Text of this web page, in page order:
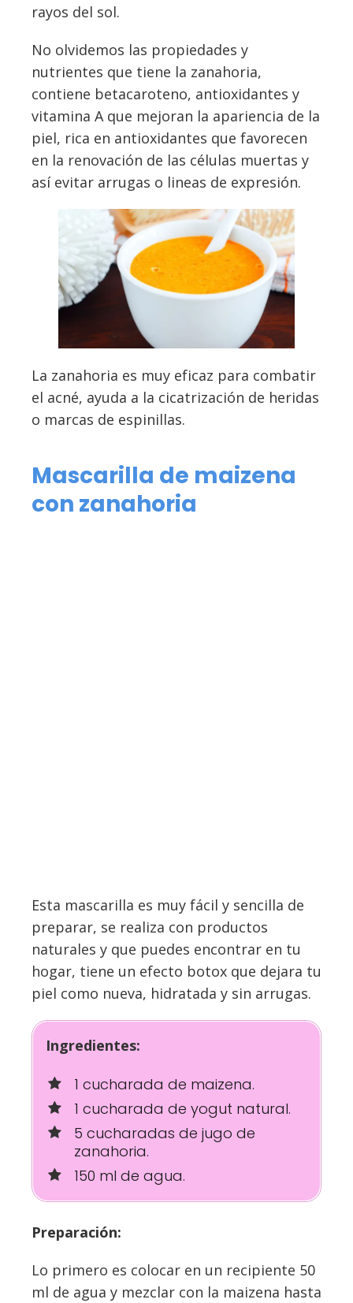
rayos del sol.
No olvidemos las propiedades y
nutrientes que tiene la zanahoria,
contiene betacaroteno, antioxidantes y
vitamina A que mejoran la apariencia de la
piel, rica en antioxidantes que favorecen
en la renovación de las células muertas y
así evitar arrugas o lineas de expresión.
La zanahoria es muy eficaz para combatir
el acné, ayuda a la cicatrización de heridas
o marcas de espinillas.
Mascarilla de maizena
con zanahoria
Esta mascarilla es muy fácil y sencilla de
preparar, se realiza con productos
naturales y que puedes encontrar en tu
hogar, tiene un efecto botox que dejara tu
piel como nueva, hidratada y sin arrugas.
Ingredientes:
1 cucharada de maizena.
1 cucharada de yogut natural.
5 cucharadas de jugo de
zanahoria.
150 ml de agua.
Preparación:
Lo primero es colocar en un recipiente 50
ml de agua y mezclar con la maizena hasta